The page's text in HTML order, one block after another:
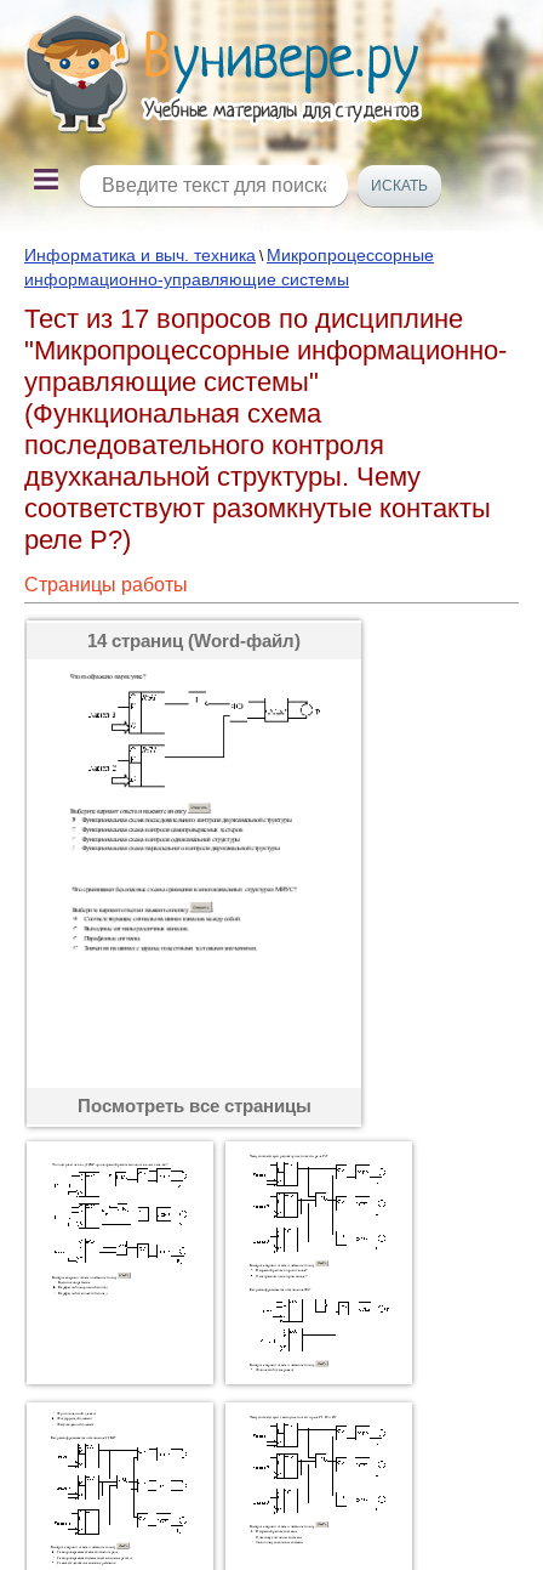
Информатика и выч. техника \ Микропроцессорные
информационно-управляющие системы
Тест из 17 вопросов по дисциплине
"Микропроцессорные информационно-
управляющие системы"
(Функциональная схема
последовательного контроля
двухканальной структуры. Чему
соответствуют разомкнутые контакты
реле Р?)
Страницы работы
14 страниц (Word-файл)
Посмотреть все страницы